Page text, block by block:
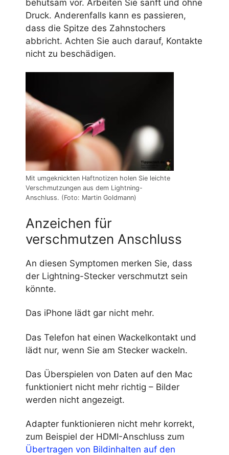
behutsam vor. Arbeiten Sie sanft und ohne
Druck. Anderenfalls kann es passieren,
dass die Spitze des Zahnstochers
abbricht. Achten Sie auch darauf, Kontakte
nicht zu beschädigen.
Mit umgeknickten Haftnotizen holen Sie leichte
Verschmutzungen aus dem Lightning-
Anschluss. (Foto: Martin Goldmann)
Anzeichen für
verschmutzen Anschluss
An diesen Symptomen merken Sie, dass
der Lightning-Stecker verschmutzt sein
könnte.
Das iPhone lädt gar nicht mehr.
Das Telefon hat einen Wackelkontakt und
lädt nur, wenn Sie am Stecker wackeln.
Das Überspielen von Daten auf den Mac
funktioniert nicht mehr richtig – Bilder
werden nicht angezeigt.
Adapter funktionieren nicht mehr korrekt,
zum Beispiel der HDMI-Anschluss zum
Übertragen von Bildinhalten auf den